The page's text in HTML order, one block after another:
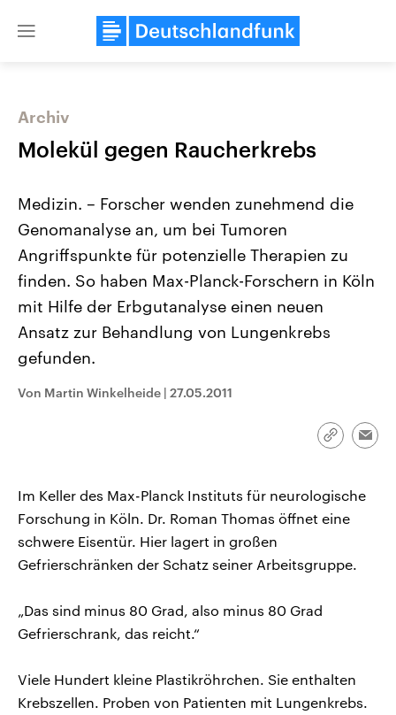
Close
Landtagswahl Sachsen-Anhalt
Alle Informationen
Sachsen-Anhalt wählt am 6.
September 2026 einen neuen
Bundesland von einer Koalition aus
USA
Aktuelle Beiträge,
Hintergründe
Audio-Archiv
Archiv
Molekül gegen Raucherkrebs
Medizin. – Forscher wenden zunehmend die
Genomanalyse an, um bei Tumoren
Angriffspunkte für potenzielle Therapien zu
finden. So haben Max-Planck-Forschern in Köln
mit Hilfe der Erbgutanalyse einen neuen
Ansatz zur Behandlung von Lungenkrebs
gefunden.
Von Martin Winkelheide | 27.05.2011
Link
Im Keller des Max-Planck Instituts für neurologische
Forschung in Köln. Dr. Roman Thomas öffnet eine
schwere Eisentür. Hier lagert in großen
Gefrierschränken der Schatz seiner Arbeitsgruppe.
„Das sind minus 80 Grad, also minus 80 Grad
Gefrierschrank, das reicht.“
Viele Hundert kleine Plastikröhrchen. Sie enthalten
Krebszellen. Proben von Patienten mit Lungenkrebs.